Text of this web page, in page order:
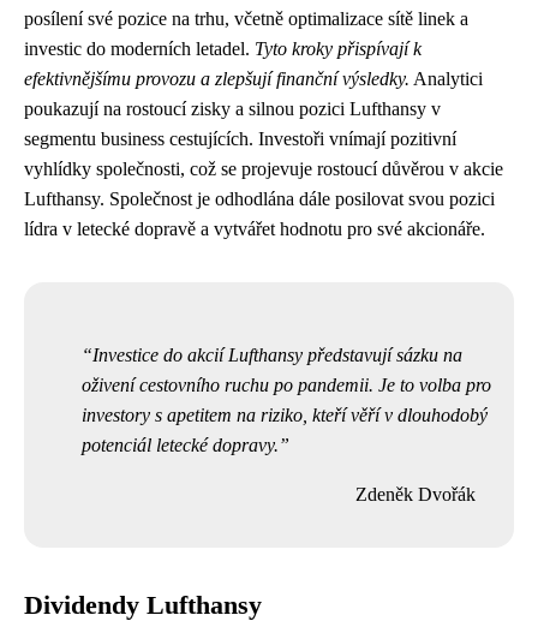
posílení své pozice na trhu, včetně optimalizace sítě linek a
investic do moderních letadel. Tyto kroky přispívají k
efektivnějšímu provozu a zlepšují finanční výsledky. Analytici
poukazují na rostoucí zisky a silnou pozici Lufthansy v
segmentu business cestujících. Investoři vnímají pozitivní
vyhlídky společnosti, což se projevuje rostoucí důvěrou v akcie
Lufthansy. Společnost je odhodlána dále posilovat svou pozici
lídra v letecké dopravě a vytvářet hodnotu pro své akcionáře.
Investice do akcií Lufthansy představují sázku na
oživení cestovního ruchu po pandemii. Je to volba pro
investory s apetitem na riziko, kteří věří v dlouhodobý
potenciál letecké dopravy.
Zdeněk Dvořák
Dividendy Lufthansy